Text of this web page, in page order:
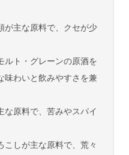
が主な原料で、クセが少
ルト・グレーンの原酒を
味わいと飲みやすさを兼
な原料で、苦みやスパイ
こしが主な原料で、荒々